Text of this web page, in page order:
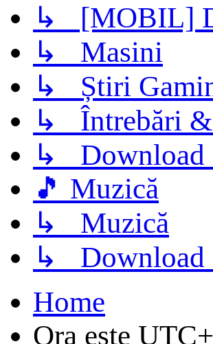
↳ [MOBIL]
↳ Masini
↳ Știri
↳ Întrebări
↳ Download
🎵 Muzică
↳ Muzică
↳ Download
Home
Ora este